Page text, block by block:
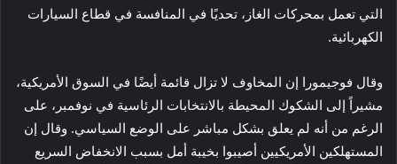
التي تعمل بمحركات الغاز، تحديًا في المنافسة في قطاع السيارات
الكهربائية.
وقال فوجيمورا إن المخاوف لا تزال قائمة أيضًا في السوق الأمريكية،
مشيراً إلى الشكوك المحيطة بالانتخابات الرئاسية في نوفمبر، على
الرغم من أنه لم يعلق بشكل مباشر على الوضع السياسي. وقال إن
المستهلكين الأمريكيين أصيبوا بخيبة أمل بسبب الانخفاض السريع